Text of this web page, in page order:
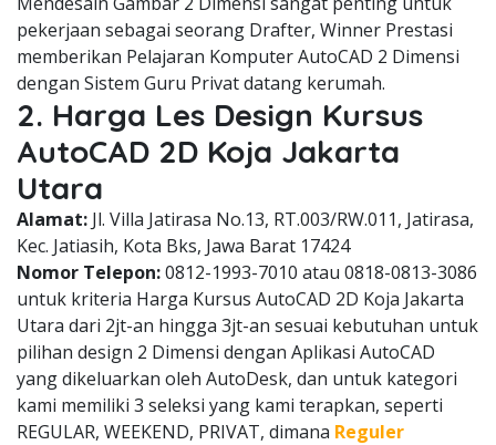
pekerjaan sebagai seorang Drafter, Winner Prestasi
memberikan Pelajaran Komputer AutoCAD 2 Dimensi
dengan Sistem Guru Privat datang kerumah.
2. Harga Les Design Kursus
AutoCAD 2D Koja Jakarta
Utara
Alamat: Jl. Villa Jatirasa No.13, RT.003/RW.011, Jatirasa,
Kec. Jatiasih, Kota Bks, Jawa Barat 17424
Nomor Telepon:0812-1993-7010 atau 0818-0813-3086
untuk kriteria Harga Kursus AutoCAD 2D Koja Jakarta
Utara dari 2jt-an hingga 3jt-an sesuai kebutuhan untuk
pilihan design 2 Dimensi dengan Aplikasi AutoCAD
yang dikeluarkan oleh AutoDesk, dan untuk kategori
kami memiliki 3 seleksi yang kami terapkan, seperti
REGULAR, WEEKEND, PRIVAT, dimana Reguler